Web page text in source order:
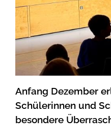
Anfang Dezember
Schülerinnen und
besondere